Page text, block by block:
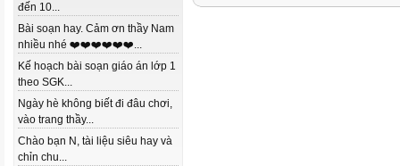
đến 10...
Bài soạn hay. Cảm ơn thầy Nam
nhiều nhé ❤️❤️❤️❤️❤️❤️...
Kế hoạch bài soạn giáo án lớp 1
theo SGK...
Ngày hè không biết đi đâu chơi,
vào trang thầy...
Chào bạn N, tài liệu siêu hay và
chỉn chu...